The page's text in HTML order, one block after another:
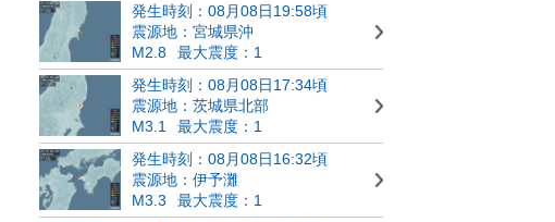
発生時刻：08月08日19:58頃
震源地：宮城県沖
M2.8
最大震度：1
発生時刻：08月08日17:34頃
震源地：茨城県北部
M3.1
最大震度：1
発生時刻：08月08日16:32頃
震源地：伊予灘
M3.3
最大震度：1